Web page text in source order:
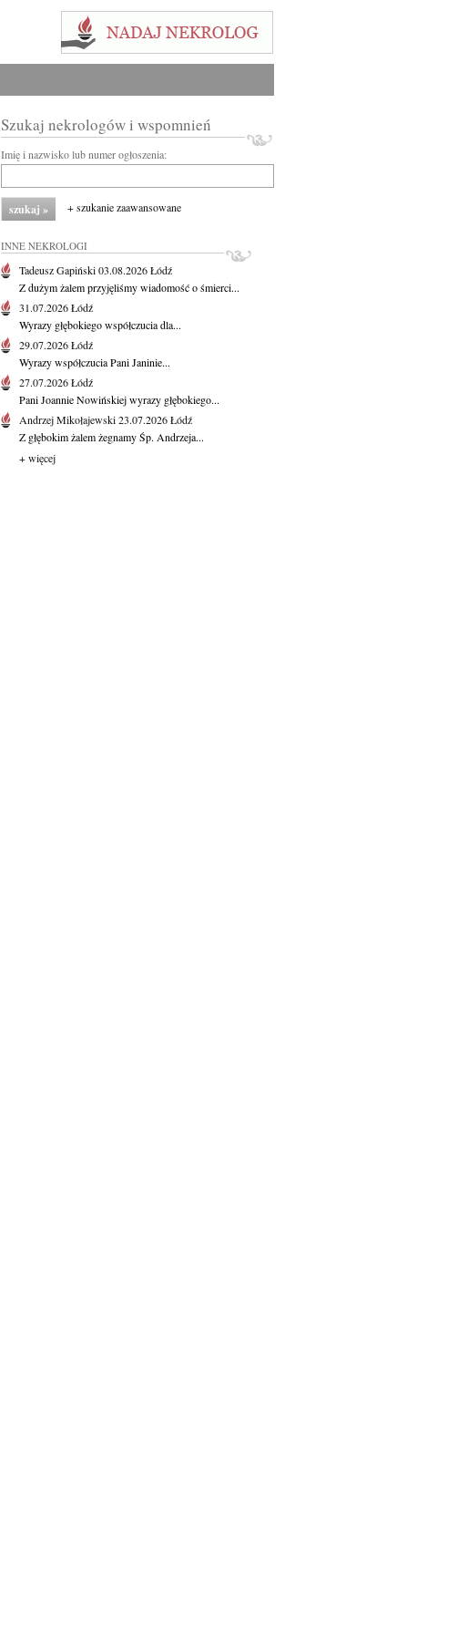
Szukaj nekrologów i wspomnień
Imię i nazwisko lub numer ogłoszenia:
+ szukanie zaawansowane
INNE NEKROLOGI
Tadeusz Gapiński03.08.2026Łódź
Z dużym żalem przyjęliśmy wiadomość o śmierci...
31.07.2026Łódź
Wyrazy głębokiego współczucia dla...
29.07.2026Łódź
Wyrazy współczucia Pani Janinie...
27.07.2026Łódź
Pani Joannie Nowińskiej wyrazy głębokiego...
Andrzej Mikołajewski23.07.2026Łódź
Z głębokim żalem żegnamy Śp. Andrzeja...
+ więcej